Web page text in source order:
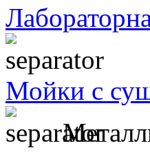
Мойки с